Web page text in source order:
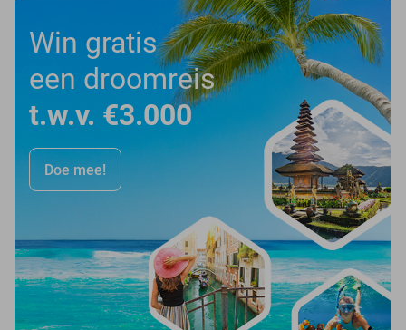
Win gratis
een droomreis
t.w.v. €3.000
Doe mee!